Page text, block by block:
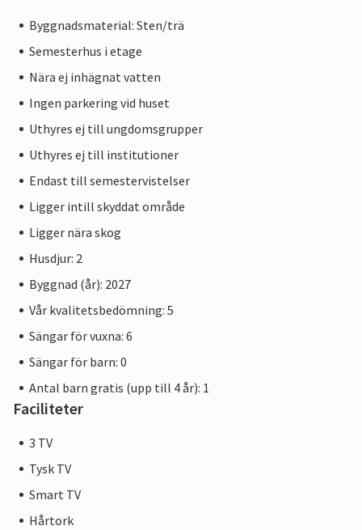
Byggnadsmaterial: Sten/trä
Semesterhus i etage
Nära ej inhägnat vatten
Ingen parkering vid huset
Uthyres ej till ungdomsgrupper
Uthyres ej till institutioner
Endast till semestervistelser
Ligger intill skyddat område
Ligger nära skog
Husdjur: 2
Byggnad (år): 2027
Vår kvalitetsbedömning: 5
Sängar för vuxna: 6
Sängar för barn: 0
Antal barn gratis (upp till 4 år): 1
Faciliteter
3 TV
Tysk TV
Smart TV
Hårtork